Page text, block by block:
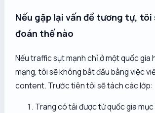
Nếu gặp lại vấn đề tương tự, tôi
đoán thế nào
Nếu traffic sụt mạnh chỉ ở một quốc gia
mạng, tôi sẽ không bắt đầu bằng việc
content. Trước tiên tôi sẽ tách các lớp:
Trang có tải được từ quốc gia